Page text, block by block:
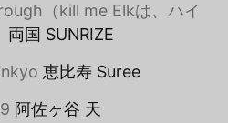
（kill me Elkは、ハイ
両国 SUNRIZE
恵比寿 Suree
阿佐ヶ谷 天